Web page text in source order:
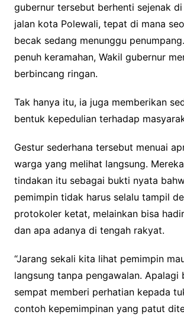
gubernur tersebut berhenti sejenak
jalan kota Polewali, tepat di mana
becak sedang menunggu
penuh keramahan, Wakil gubernur
berbincang ringan.
Tak hanya itu, ia juga memberikan
bentuk kepedulian terhadap
Gestur sederhana tersebut menuai
warga yang melihat langsung.
tindakan itu sebagai bukti nyata
pemimpin tidak harus selalu tampil
protokoler ketat, melainkan bisa
dan apa adanya di tengah rakyat.
“Jarang sekali kita lihat pemimpin
langsung tanpa pengawalan. Apalagi
sempat memberi perhatian kepada
contoh kepemimpinan yang patut